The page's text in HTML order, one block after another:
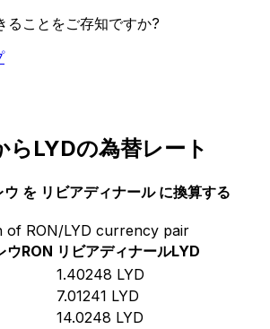
ることをご存知ですか?
らLYDの為替レート
を リビアディナール に換算する
of RON/LYD currency pair
ウRON リビアディナールLYD
1.40248 LYD
7.01241 LYD
14.0248 LYD